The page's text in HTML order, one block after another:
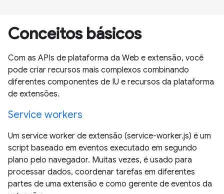
Conceitos básicos
Com as APIs de plataforma da Web e extensão, você
pode criar recursos mais complexos combinando
diferentes componentes de IU e recursos da plataforma
de extensões.
Service workers
Um service worker de extensão (service-worker.js) é um
script baseado em eventos executado em segundo
plano pelo navegador. Muitas vezes, é usado para
processar dados, coordenar tarefas em diferentes
partes de uma extensão e como gerente de eventos da